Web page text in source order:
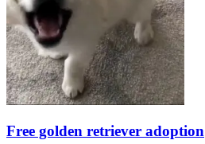
Free golden retriever adoption